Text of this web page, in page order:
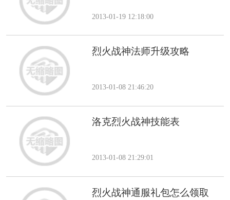
2013-01-19 12:18:00
烈火战神法师升级攻略
2013-01-08 21:46:20
洛克烈火战神技能表
2013-01-08 21:29:01
烈火战神通服礼包怎么领取